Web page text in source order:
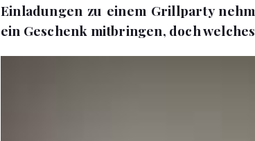
Einladungen zu einem Grillparty
ein Geschenk mitbringen, doch